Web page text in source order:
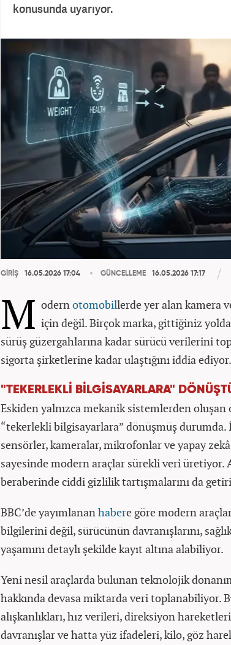
konusunda uyarıyor.
GİRİŞ 16.05.2026 17:04 GÜNCELLEME 16.05.2026 17:17
M odernotomobillerde yer alan kamera
için değil. Birçok marka, gittiğiniz
sürüş güzergahlarına kadar sürücü verilerini
sigorta şirketlerine kadar ulaştığını iddia ediyor.
"TEKERLEKLİ BİLGİSAYARLARA"
Eskiden yalnızca mekanik sistemlerden
“tekerlekli bilgisayarlara” dönüşmüş durumda.
sensörler, kameralar, mikrofonlar ve yapay
sayesinde modern araçlar sürekli veri
beraberinde ciddi gizlilik tartışmalarını da
BBC’de yayımlananhabere göre modern
bilgilerini değil, sürücünün davranışlarını,
yaşamını detaylı şekilde kayıt altına alabiliyor.
Yeni nesil araçlarda bulunan teknolojik
hakkında devasa miktarda veri toplanabiliyor.
alışkanlıkları, hız verileri, direksiyon
davranışlar ve hatta yüz ifadeleri, kilo, göz